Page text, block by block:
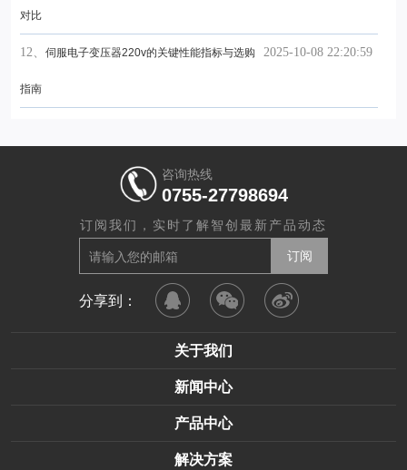
对比
2025-10-08 22:20:59
12、 伺服电子变压器220v的关键性能指标与选购
指南
咨询热线
0755-27798694
订阅我们，实时了解智创最新产品动态
分享到：
关于我们
新闻中心
产品中心
解决方案